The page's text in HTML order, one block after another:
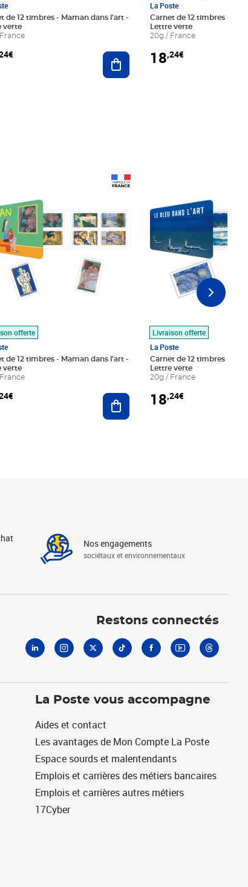
de 12 timbres - Maman dans l'art -
verte
Ajouter au panier
La Poste
Carnet de 12 timbres - Le
Lettre verte
20g / France
18,24€
offerte
de 12 timbres - Maman dans l'art -
verte
Ajouter au panier
Livraison offerte
La Poste
Carnet de 12 timbres - Le
Lettre verte
20g / France
18,24€
Nos engagements
sociétaux et environnementaux
Restons connectés
La Poste vous accompagne
Aides et contact
Les avantages de Mon Compte La Poste
Espace sourds et malentendants
Emplois et carrières des métiers bancaires
Emplois et carrières autres métiers
17Cyber